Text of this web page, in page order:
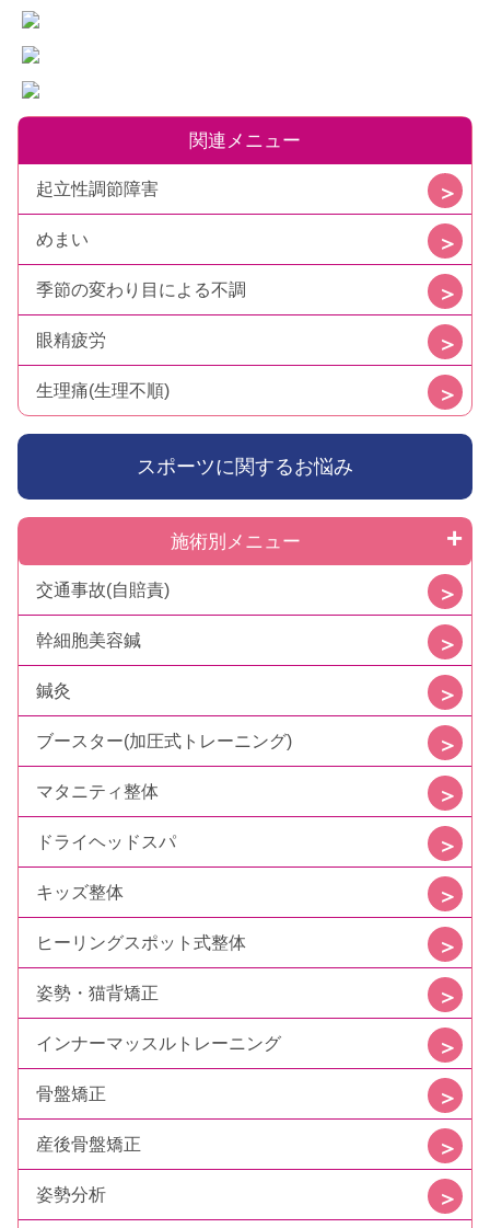
関連メニュー
起立性調節障害
めまい
季節の変わり目による不調
眼精疲労
生理痛(生理不順)
スポーツに関するお悩み
施術別メニュー
交通事故(自賠責)
幹細胞美容鍼
鍼灸
ブースター(加圧式トレーニング)
マタニティ整体
ドライヘッドスパ
キッズ整体
ヒーリングスポット式整体
姿勢・猫背矯正
インナーマッスルトレーニング
骨盤矯正
産後骨盤矯正
姿勢分析